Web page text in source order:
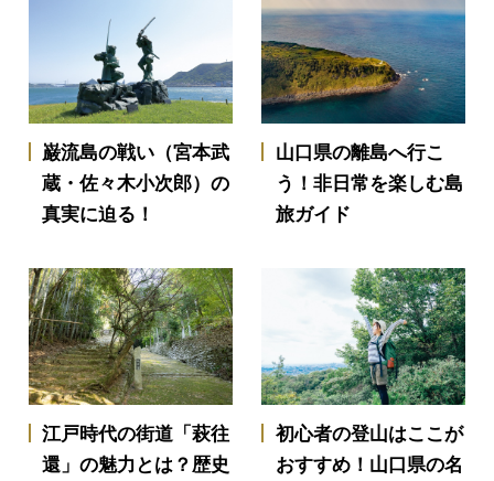
巌流島の戦い（宮本武
蔵・佐々木小次郎）の
真実に迫る！
山口県の離島へ行こ
う！非日常を楽しむ島
旅ガイド
江戸時代の街道「萩往
還」の魅力とは？歴史
初心者の登山はここが
おすすめ！山口県の名